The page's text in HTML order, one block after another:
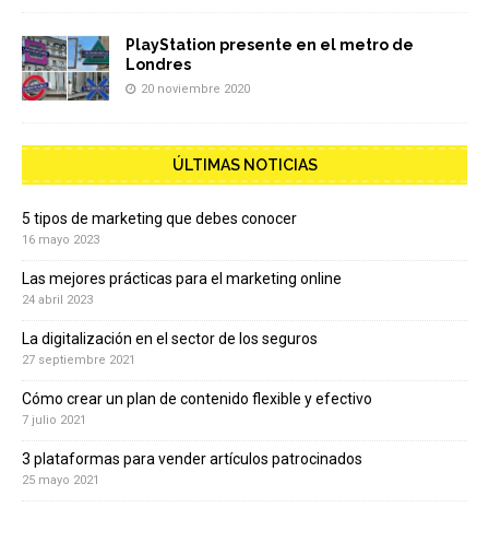
PlayStation presente en el metro de
Londres
20 noviembre 2020
ÚLTIMAS NOTICIAS
5 tipos de marketing que debes conocer
16 mayo 2023
Las mejores prácticas para el marketing online
24 abril 2023
La digitalización en el sector de los seguros
27 septiembre 2021
Cómo crear un plan de contenido flexible y efectivo
7 julio 2021
3 plataformas para vender artículos patrocinados
25 mayo 2021